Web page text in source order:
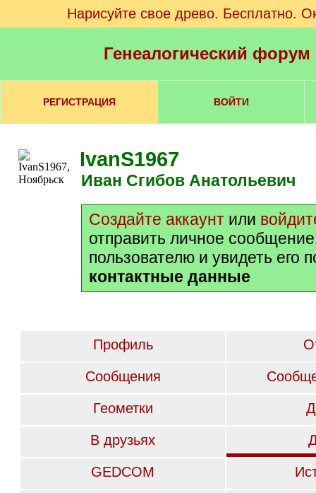
Нарисуйте свое древо. Бесплатно.
Генеалогический
РЕГИСТРАЦИЯ ВОЙТИ
IvanS1967
Иван Сгибов Анатольевич
Создайте аккаунт или
отправить личное
пользователю и увидеть его
контактные данные
Профиль
Сообщения
Геометки
В друзьях
GEDCOM